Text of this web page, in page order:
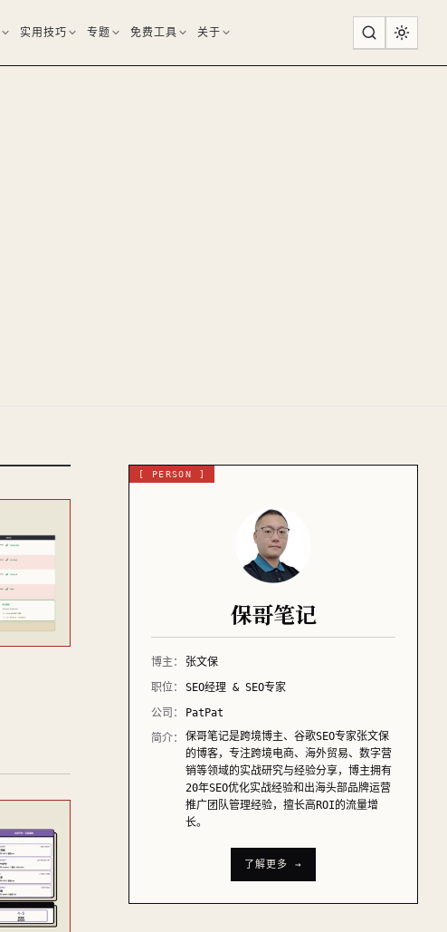
实用技巧 专题 免费工具 关于
[ PERSON ]
保哥笔记
博主：
张文保
职位：
SEO经理 & SEO专家
公司：
PatPat
简介：
保哥笔记是跨境博主、谷歌SEO专家张文保
的博客，专注跨境电商、海外贸易、数字营
销等领域的实战研究与经验分享，博主拥有
20年SEO优化实战经验和出海头部品牌运营
推广团队管理经验，擅长高ROI的流量增
长。
了解更多 →